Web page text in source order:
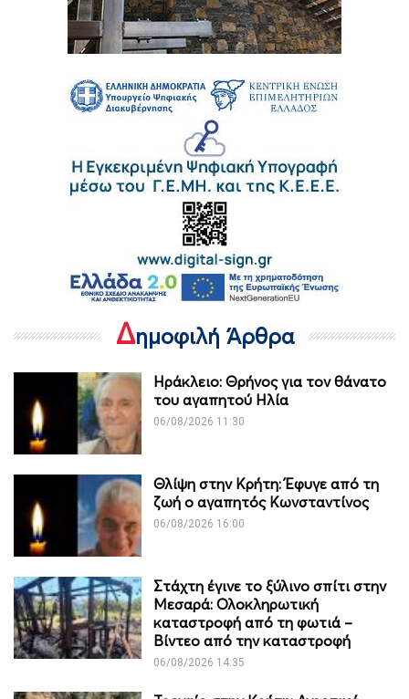
Δημοφιλή Άρθρα
Ηράκλειο: Θρήνος για τον θάνατο
του αγαπητού Ηλία
06/08/2026 11:30
Θλίψη στην Κρήτη: Έφυγε από τη
ζωή ο αγαπητός Κωνσταντίνος
06/08/2026 16:00
Στάχτη έγινε το ξύλινο σπίτι στην
Μεσαρά: Ολοκληρωτική
καταστροφή από τη φωτιά –
Βίντεο από την καταστροφή
06/08/2026 14:35